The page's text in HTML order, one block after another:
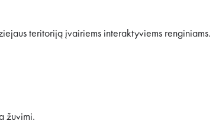
teritoriją įvairiems interaktyviems renginiams.
žuvimi.